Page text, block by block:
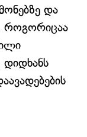
და
როგორიცაა